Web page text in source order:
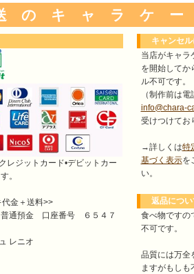
の キ ャ ラ ケ
レジットカード•デビットカー
。
代金＋送料>>
通預金 口座番号 ６５４７
レニオ
キャンセル
当店がキャラ
を開始してか
ル不可です。
（制作前は
info@chara-
受けつけてお
→詳しくは特
基づく表示を
い。
返品につい
食べ物ですの
不可です。
品質には万全
ますがもしも